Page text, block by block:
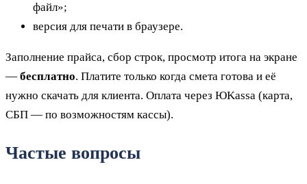
файл»;
версия для печати в браузере.
Заполнение прайса, сбор строк, просмотр итога на экране
— бесплатно. Платите только когда смета готова и её
нужно скачать для клиента. Оплата через ЮKassa (карта,
СБП — по возможностям кассы).
Частые вопросы